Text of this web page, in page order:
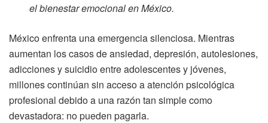
el bienestar emocional en México.
México enfrenta una emergencia silenciosa. Mientras
aumentan los casos de ansiedad, depresión, autolesiones,
adicciones y suicidio entre adolescentes y jóvenes,
millones continúan sin acceso a atención psicológica
profesional debido a una razón tan simple como
devastadora: no pueden pagarla.